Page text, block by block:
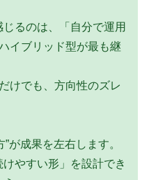
るのは、「自分で運用
イブリッド型が最も継
けでも、方向性のズレ
”が成果を左右します。
やすい形」を設計でき